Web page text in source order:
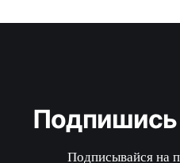
Подпишись
Подписывайся на